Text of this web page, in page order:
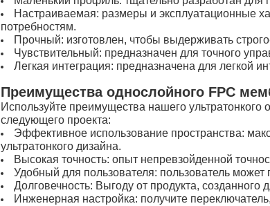
Настраиваемая: размеры и эксплуатационные
потребностям.
Прочный: изготовлен, чтобы выдерживать
Чувствительный: предназначен для точного
Легкая интеграция: предназначена для легкой
Преимущества однослойного FPC
Используйте преимущества нашего
следующего проекта:
Эффективное использование пространства:
ультратонкого дизайна.
Высокая точность: опыт непревзойденной
Удобный для пользователя: пользователь
Долговечность: Выгоду от продукта,
Инженерная настройка: получите